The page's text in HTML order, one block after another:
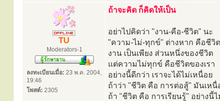
TU
Moderators-1
ลงทะเบียนเมื่อ: 23 พ.ค. 2004,
19:46
โพสต์: 2305
ถ้าจะคิด ก็คิดให้เป็น
อย่าไปคิดว่า "งาน-คือ-ชีวิต" นะ
"ความ-ไม่-ทุกข์" ต่างหาก คือชีวิ
งาน เป็นเพียง ส่วนหนึ่งของชีวิต
แต่ความไม่ทุกข์ คือชีวิตของเรา
อย่างนี้ดีกว่า เราจะได้ไม่เหนื่อย
ถ้าว่า "ชีวิต คือ การต่อสู้" มันเหนื่
ถ้า "ชีวิต คือ การเรียนรู้" อย่างนี้